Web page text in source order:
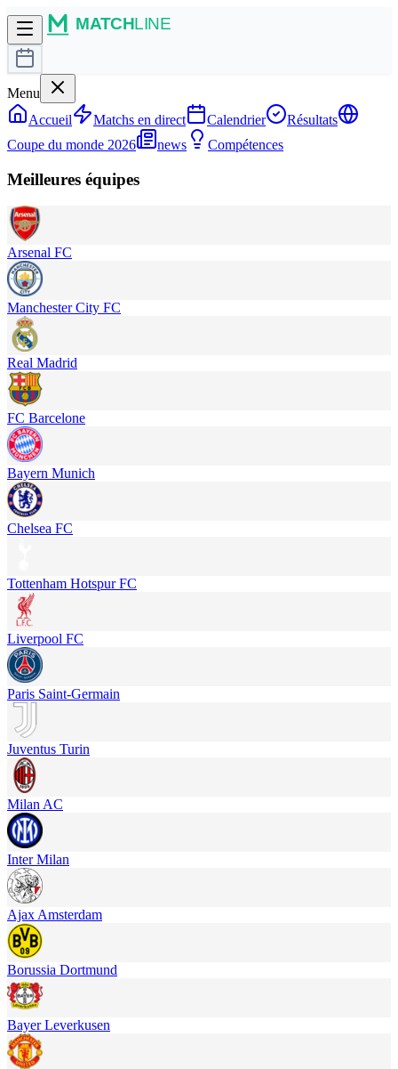
Menu
Accueil
Matchs en direct Calendrier
Résultats
Coupe du monde 2026
news Compétences
Meilleures équipes
Arsenal FC
Manchester City FC
Real Madrid
FC Barcelone
Bayern Munich
Chelsea FC
Tottenham Hotspur FC
Liverpool FC
Paris Saint-Germain
Juventus Turin
Milan AC
Inter Milan
Ajax Amsterdam
Borussia Dortmund
Bayer Leverkusen